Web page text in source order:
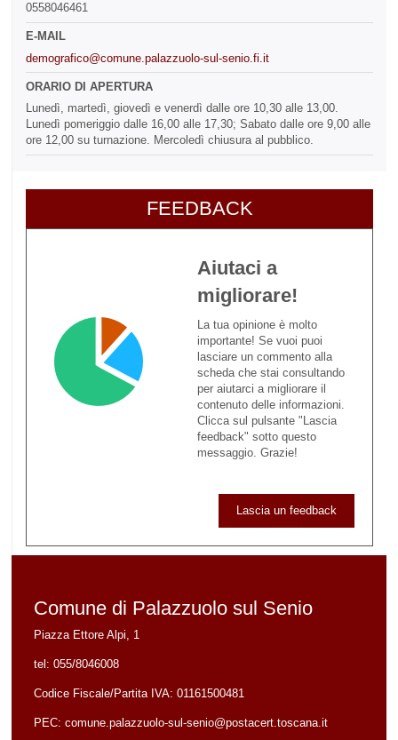
0558046461
E-MAIL
demografico@comune.palazzuolo-sul-senio.fi.it
ORARIO DI APERTURA
Lunedì, martedì, giovedì e venerdì dalle ore 10,30 alle 13,00.
Lunedì pomeriggio dalle 16,00 alle 17,30; Sabato dalle ore 9,00 alle
ore 12,00 su turnazione. Mercoledì chiusura al pubblico.
FEEDBACK
Aiutaci a
migliorare!
La tua opinione è molto
importante! Se vuoi puoi
lasciare un commento alla
scheda che stai consultando
per aiutarci a migliorare il
contenuto delle informazioni.
Clicca sul pulsante "Lascia
feedback" sotto questo
messaggio. Grazie!
Lascia un feedback
Comune di Palazzuolo sul Senio
Piazza Ettore Alpi, 1
tel: 055/8046008
Codice Fiscale/Partita IVA: 01161500481
PEC: comune.palazzuolo-sul-senio@postacert.toscana.it